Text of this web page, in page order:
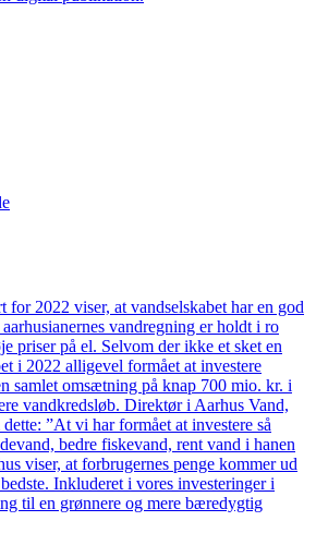
for 2022 viser, at vandselskabet har en god
vandregning er holdt i ro
priser på el. Selvom der ikke et sket en
i 2022 alligevel formået at investere
samlet omsætning på knap 700 mio. kr. i
vandkredsløb. Direktør i Aarhus Vand,
”At vi har formået at investere så
bedre fiskevand, rent vand i hanen
viser, at forbrugernes penge kommer ud
Inkluderet i vores investeringer i
til en grønnere og mere bæredygtig